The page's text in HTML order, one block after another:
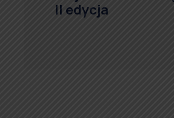
II edycja